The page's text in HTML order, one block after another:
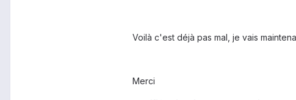
Voilà c'est déjà pas mal, je vais
Merci